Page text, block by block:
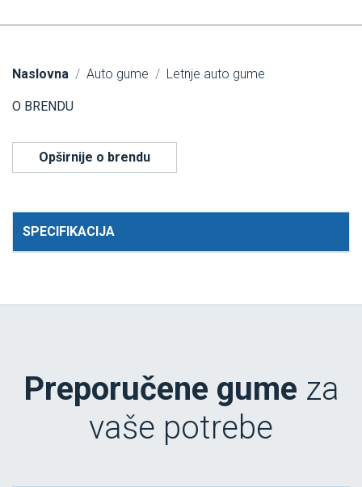
Naslovna Auto gume Letnje auto gume
O BRENDU
Opširnije o brendu
SPECIFIKACIJA
Preporučene gume za
vaše potrebe